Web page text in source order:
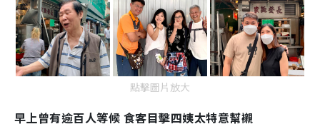
點擊圖片放大
早上曾有逾百人等候 食客目擊四姨太特意幫襯